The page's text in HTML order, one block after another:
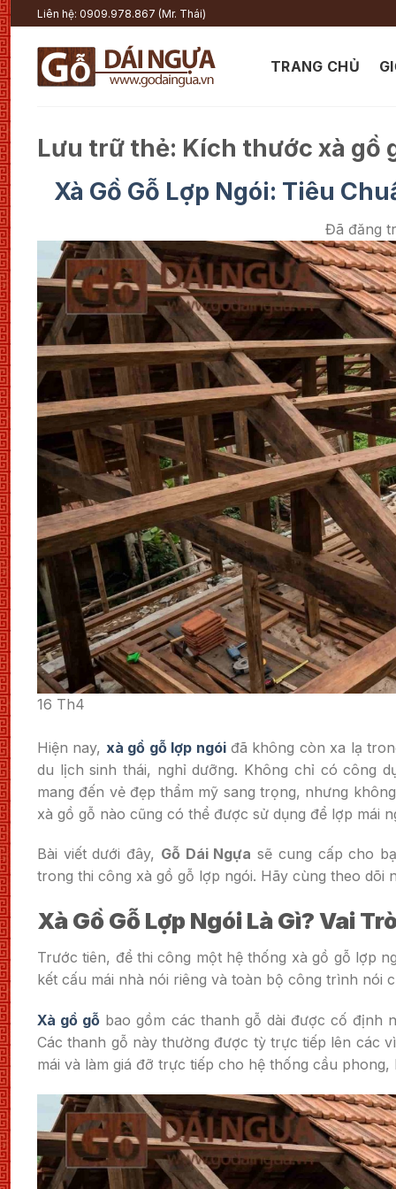
Chuyển
đến
nội
dung
Liên hệ: 0909.978.867 (Mr. Thái)
TRANG CHỦ
Lưu trữ thẻ: Kích thước xà gồ
Xà Gồ Gỗ Lợp Ngói: Tiêu
Đã đăng
16 Th4
Hiện nay, xà gồ gỗ lợp ngóiđã không còn xa lạ
du lịch sinh thái, nghỉ dưỡng. Không chỉ có công
mang đến vẻ đẹp thẩm mỹ sang trọng, nhưng
xà gồ gỗ nào cũng có thể được sử dụng để lợp mái
Bài viết dưới đây, Gỗ Dái Ngựa sẽ cung cấp cho
trong thi công xà gồ gỗ lợp ngói. Hãy cùng theo dõi
Xà Gồ Gỗ Lợp Ngói Là Gì? Vai
Trước tiên, để thi công một hệ thống xà gồ gỗ lợp
kết cấu mái nhà nói riêng và toàn bộ công trình nói
Xà gồ gỗ bao gồm các thanh gỗ dài được cố định
Các thanh gỗ này thường được tỳ trực tiếp lên các
mái và làm giá đỡ trực tiếp cho hệ thống cầu